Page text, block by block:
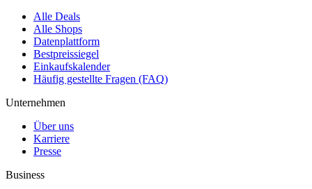
Alle Deals
Alle Shops
Datenplattform
Bestpreissiegel
Einkaufskalender
Häufig gestellte Fragen (FAQ)
Unternehmen
Über uns
Karriere
Presse
Business